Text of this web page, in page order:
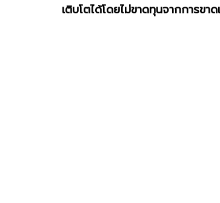
เติบโตได้โดยไม่ขาดทุนจากการขา